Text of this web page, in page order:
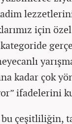
için
kadar çok
ifadelerini
bu çeşitliliğin,